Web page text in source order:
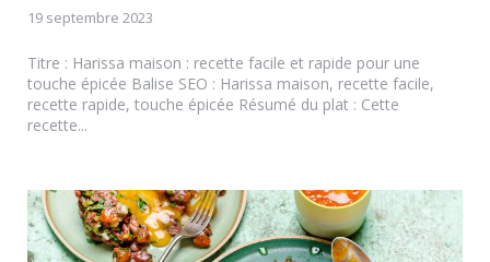
19 septembre 2023
Titre : Harissa maison : recette facile et rapide pour une
touche épicée Balise SEO : Harissa maison, recette facile,
recette rapide, touche épicée Résumé du plat : Cette
recette...